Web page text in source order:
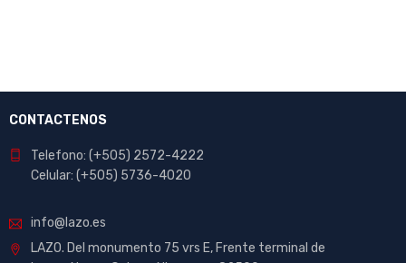
CONTACTENOS
Telefono: (+505) 2572-4222
Celular: (+505) 5736-4020
info@lazo.es
LAZO. Del monumento 75 vrs E, Frente terminal de